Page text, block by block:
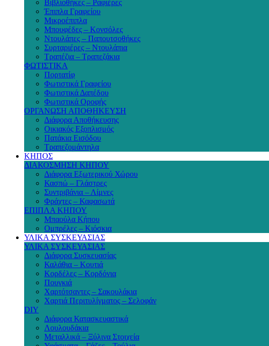
Βιβλιοθήκες – Ραφιέρες
Έπιπλα Γραφείου
Μικροέπιπλα
Μπουφέδες – Κονσόλες
Ντουλάπες – Παπουτσοθήκες
Συρταριέρες – Ντουλάπια
Τραπέζια – Τραπεζάκια
ΦΩΤΙΣΤΙΚΑ
Πορτατίφ
Φωτιστικά Γραφείου
Φωτιστικά Δαπέδου
Φωτιστικά Οροφής
ΟΡΓΑΝΩΣΗ ΑΠΟΘΗΚΕΥΣΗ
Διάφορα Αποθήκευσης
Οικιακός Εξοπλισμός
Πατάκια Εισόδου
Τραπεζομάντηλα
ΚΗΠΟΣ
ΔΙΑΚΟΣΜΗΣΗ ΚΗΠΟΥ
Διάφορα Εξωτερικού Χώρου
Κασπώ – Γλάστρες
Συντριβάνια – Λίμνες
Φράχτες – Καφασωτά
ΕΠΙΠΛΑ ΚΗΠΟΥ
Μπαούλα Κήπου
Ομπρέλες – Κιόσκια
ΥΛΙΚΑ ΣΥΣΚΕΥΑΣΙΑΣ
ΥΛΙΚΑ ΣΥΣΚΕΥΑΣΙΑΣ
Διάφορα Συσκευασίας
Καλάθια – Κουτιά
Κορδέλες – Κορδόνια
Πουγκιά
Χαρτότσαντες – Σακουλάκια
Χαρτιά Περιτυλίγματος – Σελοφάν
DIY
Διάφορα Κατασκευαστικά
Λουλουδάκια
Μεταλλικά – Ξύλινα Στοιχεία